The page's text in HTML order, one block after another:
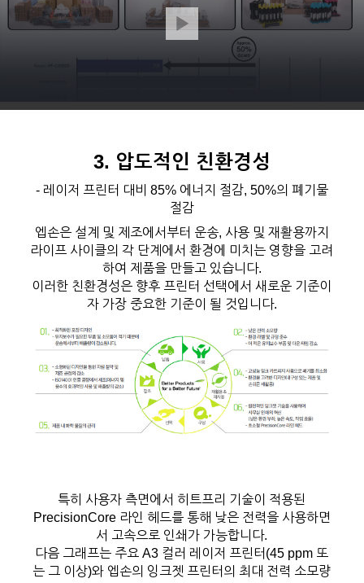
3. 압도적인 친환경성
- 레이저 프린터 대비 85% 에너지 절감, 50%의 폐기물
절감
엡손은 설계 및 제조에서부터 운송, 사용 및 재활용까지
라이프 사이클의 각 단계에서 환경에 미치는 영향을 고려
하여 제품을 만들고 있습니다.
이러한 친환경성은 향후 프린터 선택에서 새로운 기준이
자 가장 중요한 기준이 될 것입니다.
특히 사용자 측면에서 히트프리 기술이 적용된
PrecisionCore 라인 헤드를 통해 낮은 전력을 사용하면
서 고속으로 인쇄가 가능합니다.
다음 그래프는 주요 A3 컬러 레이저 프린터(45 ppm 또
는 그 이상)와 엡손의 잉크젯 프린터의 최대 전력 소모량